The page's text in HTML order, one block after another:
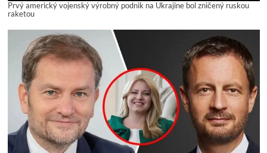
Prvý americký vojenský výrobný podnik na Ukrajine bol zničený ruskou
raketou